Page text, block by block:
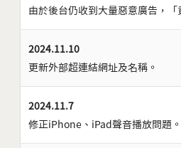
由於後台仍收到大量惡意廣告，「
2024.11.10
更新外部超連結網址及名稱。
2024.11.7
修正iPhone、iPad聲音播放問題。